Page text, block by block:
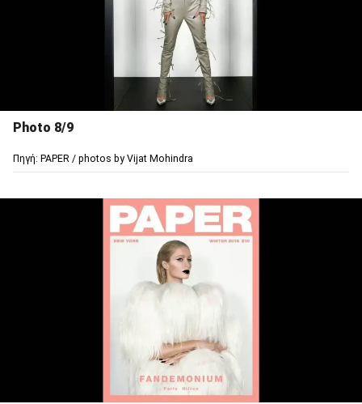
Photo 8/9
Πηγή: PAPER / photos by Vijat Mohindra